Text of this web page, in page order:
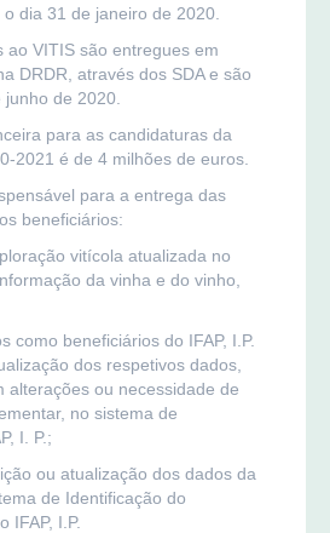
dia 31 de janeiro de 2020.
ao VITIS são entregues em
DRDR, através dos SDA e são
de 2020.
para as candidaturas da
2021 é de 4 milhões de euros.
para a entrega das
beneficiários:
vitícola atualizada no
da vinha e do vinho,
como beneficiários do IFAP, I.P.
dos respetivos dados,
alterações ou necessidade de
no sistema de
I. P.;
ou atualização dos dados da
de Identificação do
IFAP, I.P.